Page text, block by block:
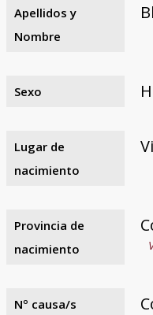
Razones y
El equipo
Fuentes
Apellidos y
Nombre
Sexo
Lugar de
nacimiento
Provincia de
nacimiento
Nº causa/s